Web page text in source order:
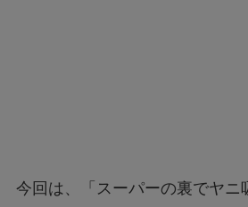
今回は、「スーパーの裏でヤニ